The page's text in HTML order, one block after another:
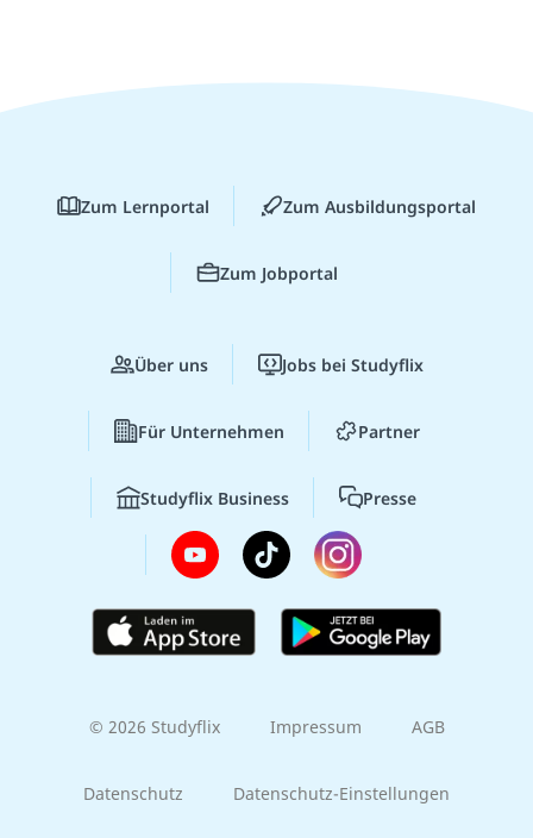
Zum Lernportal Zum Ausbildungsportal
Zum Jobportal
Über uns Jobs bei Studyflix
Für Unternehmen Partner
Studyflix Business Presse
© 2026 Studyflix Impressum AGB
Datenschutz Datenschutz-Einstellungen